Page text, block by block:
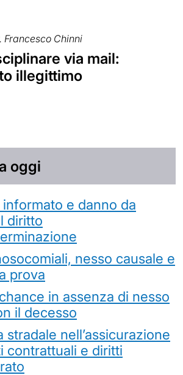
Francesco Chinni
via mail:
illegittimo
oggi
e danno da
diritto
nesso causale e
prova
in assenza di nesso
il decesso
stradale nell’assicurazione
contrattuali e diritti